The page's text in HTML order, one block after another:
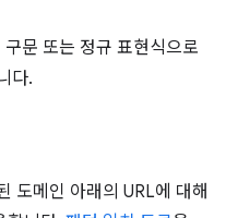
문 또는 정규 표현식으로
다.
도메인 아래의 URL에 대해